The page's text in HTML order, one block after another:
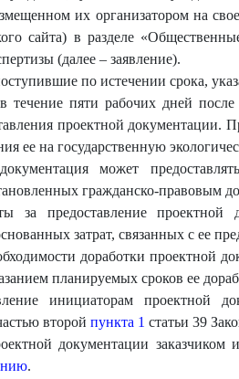
их организатором на
сайта) в разделе
(далее – заявление).
по истечении срока,
течение пяти рабочих дней
проектной документации.
ее на государственную
может
гражданско-правовым
за предоставление
затрат, связанных с ее
доработки проектной
планируемых сроков ее
инициаторам проектной
второй пункта 1 статьи 39
документации
.